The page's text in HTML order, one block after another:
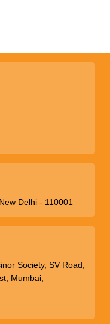
Delhi - 110001
Society, SV Road,
Mumbai,